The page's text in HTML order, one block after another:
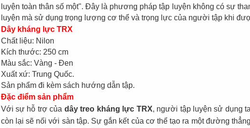
luyện toàn thân số một". Đây là phương pháp tập luyện không có sự
luyện mà sử dụng trọng lượng cơ thể và trọng lực của người tập khi
Dây kháng lực TRX
Chất liệu: Nilon
Kích thước: 250 cm
Màu sắc: Vàng - Đen
Xuất xứ: Trung Quốc.
Sản phẩm đi kèm sách hướng dẫn tập.
Đặc điểm sản phẩm
Với sự hỗ trợ của dây treo kháng lực TRX, người tập luyện sử dụng
còn lại sẽ nối với sàn tập. Sự gắn kết của cơ thể tạo ra một đường
Đèn tích điện cao
cấp KM 792C
490.000